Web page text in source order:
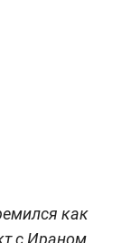
как
с Ираном